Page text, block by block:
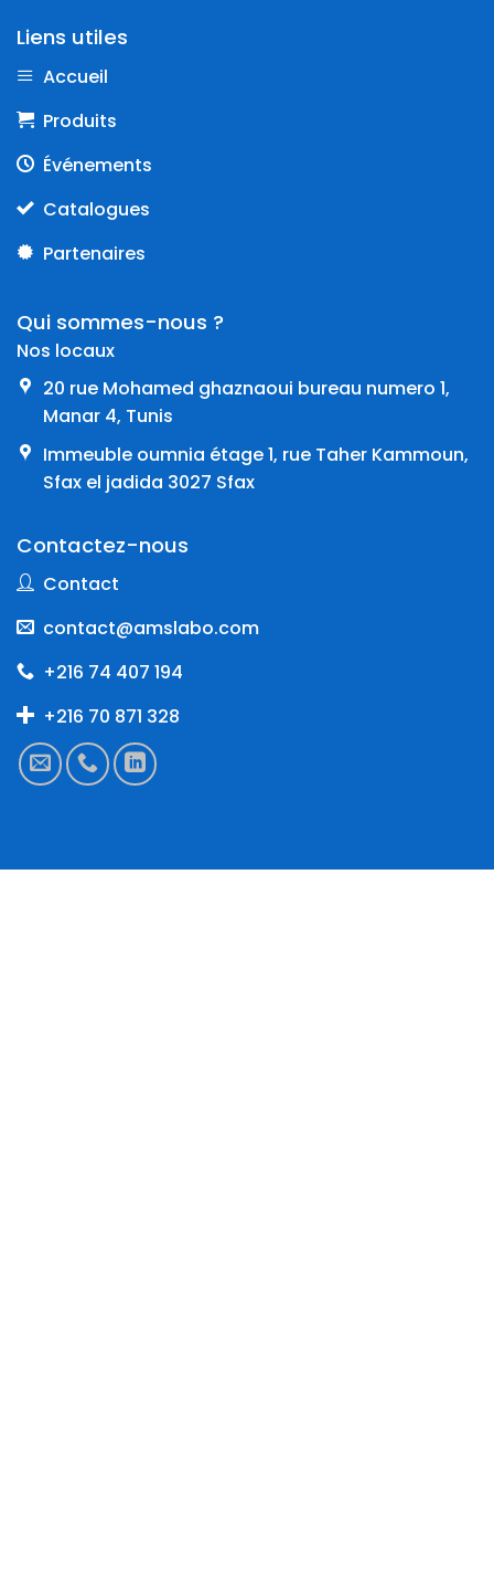
Liens utiles
Accueil
Produits
Événements
Catalogues
Partenaires
Qui sommes-nous ?
Nos locaux
20 rue Mohamed ghaznaoui bureau numero 1,
Manar 4, Tunis
Immeuble oumnia étage 1, rue Taher Kammoun,
Sfax el jadida 3027 Sfax
Contactez-nous
Contact
contact@amslabo.com
+216 74 407 194
+216 70 871 328